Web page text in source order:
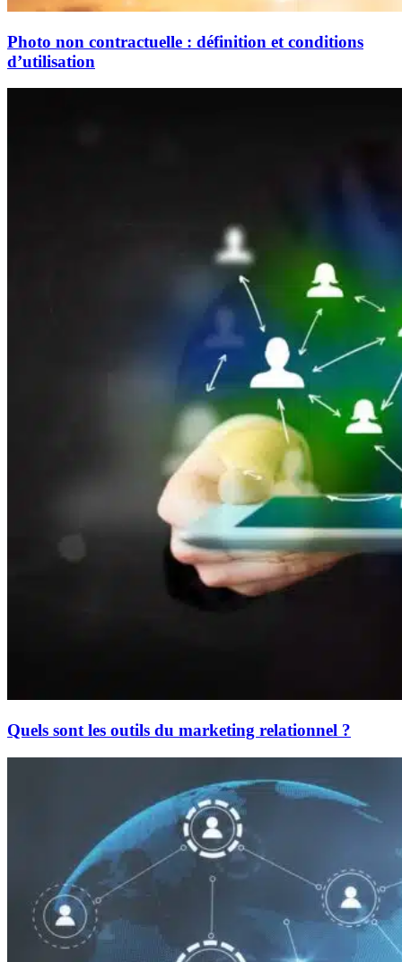
Photo non contractuelle : définition et conditions
d’utilisation
Quels sont les outils du marketing relationnel ?